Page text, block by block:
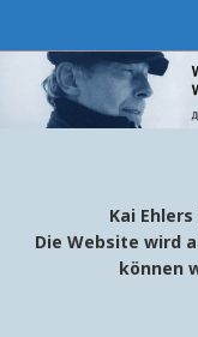
Kai
Die Website wird
können